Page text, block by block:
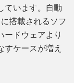
ています。自動
搭載されるソフ
ードウェアより
すケースが増え